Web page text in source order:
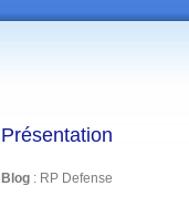
Présentation
Blog : RP Defense